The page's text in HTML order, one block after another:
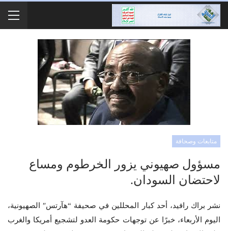
متابعات وصحافة
مسؤول صهيوني يزور الخرطوم ومساع
لاحتضان السودان.
نشر براك رافيد، أحد كبار المحللين في صحيفة “هآرتس″ الصهيونية،
اليوم الأربعاء، خبرًا عن توجهات حكومة العدو لتشجيع أمريكا والغرب